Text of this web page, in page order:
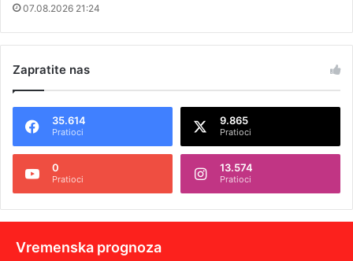
07.08.2026 21:24
Zapratite nas
35.614
Pratioci
9.865
Pratioci
0
Pratioci
13.574
Pratioci
Vremenska prognoza